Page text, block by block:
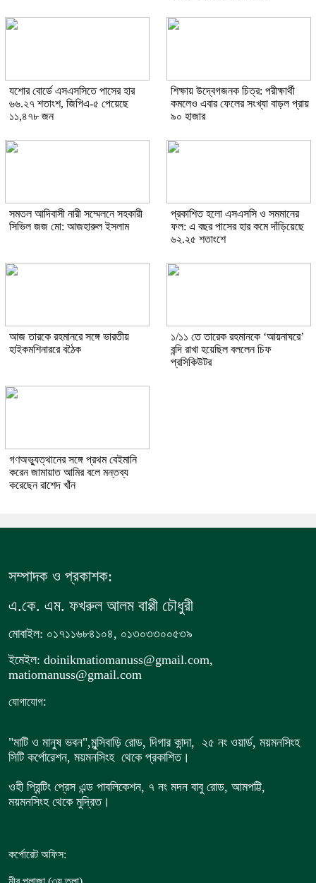
যশোর বোর্ডে এসএসসিতে পাসের হার
৬৬.২৭ শতাংশ, জিপিএ-৫ পেয়েছে
১১,৪৭৮ জন
শিক্ষায় উদ্বেগজনক চিত্র: পরীক্ষার্থী
কমলেও এবার ফেলের সংখ্যা বাড়ল প্রায়
৯০ হাজার
সমতল আদিবাসী নারী সম্মেলনে সহকারী
সিভিল জজ মো: আজহারুল ইসলাম
প্রকাশিত হলো এসএসসি ও সমমানের
ফল: এ বছর পাসের হার কমে দাঁড়িয়েছে
৬২.২৫ শতাংশে
আজ তারকে রহমানরে সঙ্গে ভারতীয়
হাইকমশিনাররে বঠৈক
১/১১ তে তারেক রহমানকে ‘আয়নাঘরে’
বন্দি রাখা হয়েছিল বললেন চিফ
প্রসিকিউটর
গণঅভ্যুত্থানের সঙ্গে প্রথম বেইমানি
করেন জামায়াত আমির বলে মন্তব্য
করেছেন রাশেদ খাঁন
সম্পাদক ও প্রকাশক:
এ.কে. এম. ফখরুল আলম বাপ্পী চৌধুরী
মোবাইল: ০১৭১১৬৮৪১০৪, ০১৩০৩৩০০৫৩৯
ইমেইল: doinikmatiomanuss@gmail.com,
matiomanuss@gmail.com
যোগাযোগ:
"মাটি ও মানুষ ভবন",মুন্সিবাড়ি রোড, দিগার কান্দা, ২৫ নং ওয়ার্ড, ময়মনসিংহ
সিটি কর্পোরেশন, ময়মনসিংহ থেকে প্রকাশিত।
ওহী প্রিন্টিং প্রেস এন্ড পাবলিকেশন, ৭ নং মদন বাবু রোড, আমপট্টি,
ময়মনসিংহ থেকে মুদ্রিত।
কর্পোরেট অফিস: